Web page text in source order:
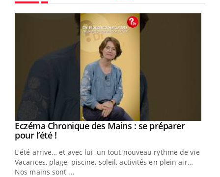
Youtube
Eczéma Chronique des Mains : se préparer
pour l’été !Youtube
L'été arrive… et avec lui, un tout nouveau rythme de vie !
Vacances, plage, piscine, soleil, activités en plein air…
Nos mains sont ...